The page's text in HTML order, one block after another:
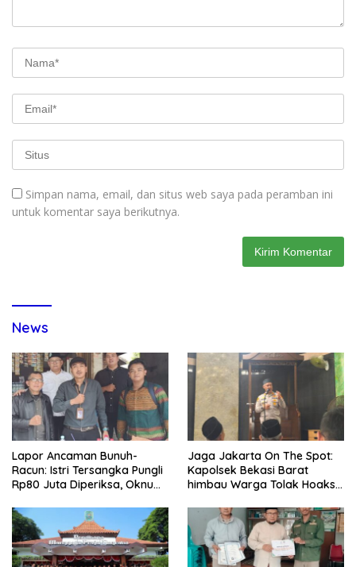
Simpan nama, email, dan situs web saya pada peramban ini
untuk komentar saya berikutnya.
News
Lapor Ancaman Bunuh-
Racun: Istri Tersangka Pungli
Rp80 Juta Diperiksa, Oknum
Disdagperin
Jaga Jakarta On The Spot:
Kapolsek Bekasi Barat
himbau Warga Tolak Hoaks
Sholat Jumat